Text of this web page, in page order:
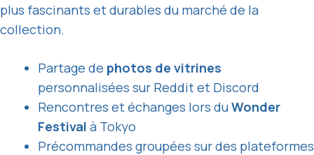
plus fascinants et durables du marché de la
collection.
Partage de photos de vitrines
personnalisées sur Reddit et Discord
Rencontres et échanges lors duWonder
Festival à Tokyo
Précommandes groupées sur des plateformes